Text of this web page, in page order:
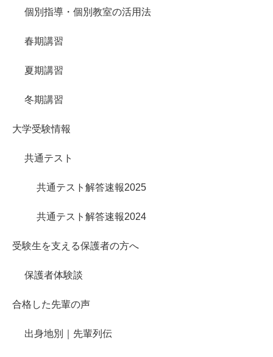
個別指導・個別教室の活用法
春期講習
夏期講習
冬期講習
大学受験情報
共通テスト
共通テスト解答速報2025
共通テスト解答速報2024
受験生を支える保護者の方へ
保護者体験談
合格した先輩の声
出身地別｜先輩列伝